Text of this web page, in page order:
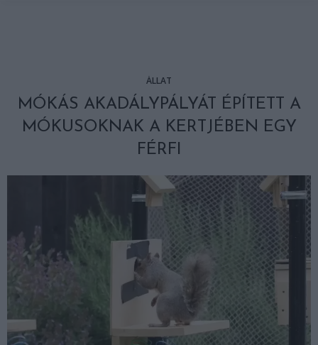
ÁLLAT
MÓKÁS AKADÁLYPÁLYÁT ÉPÍTETT A
MÓKUSOKNAK A KERTJÉBEN EGY
FÉRFI